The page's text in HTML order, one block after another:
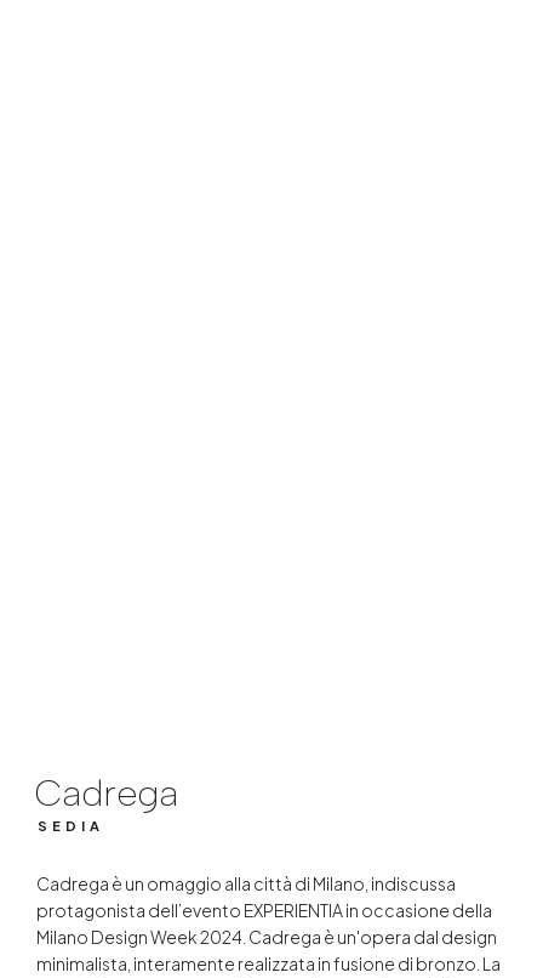
Cadrega
SEDIA
Cadrega è un omaggio alla città di Milano, indiscussa
protagonista dell’evento EXPERIENTIA in occasione della
Milano Design Week 2024. Cadrega è un'opera dal design
minimalista, interamente realizzata in fusione di bronzo. La